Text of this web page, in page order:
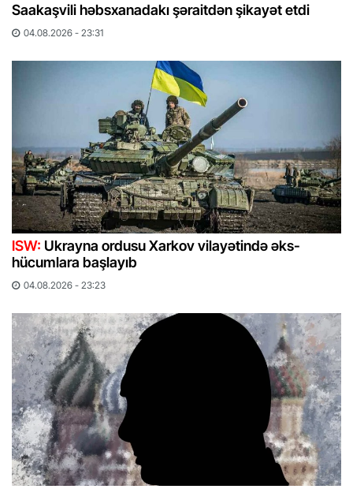
Saakaşvili həbsxanadakı şəraitdən şikayət etdi
04.08.2026 - 23:31
ISW: Ukrayna ordusu Xarkov vilayətində əks-
hücumlara başlayıb
04.08.2026 - 23:23